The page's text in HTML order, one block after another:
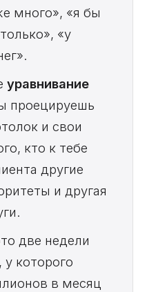
много», «я бы
«у
уравнивание
проецируешь
и свои
кто к тебе
другие
и другая
две недели
которого
в месяц